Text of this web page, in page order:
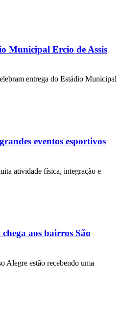
Municipal Ercio de Assis
entrega do Estádio Municipal
eventos esportivos
atividade física, integração e
aos bairros São
Alegre estão recebendo uma